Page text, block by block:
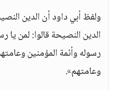
ولفظ أبي داود أن الدين
الدين النصيحة قالوا: لمن يا
رسوله وأئمة المؤمنين
وعامتهم».